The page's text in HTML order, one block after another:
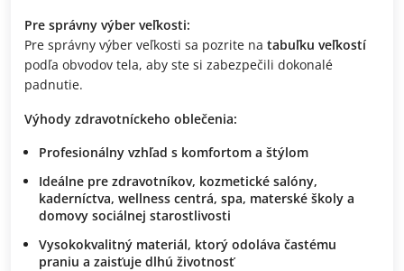
Pre správny výber veľkosti:
Pre správny výber veľkosti sa pozrite na tabuľku veľkostí
podľa obvodov tela, aby ste si zabezpečili dokonalé
padnutie.
Výhody zdravotníckeho oblečenia:
Profesionálny vzhľad s komfortom a štýlom
Ideálne pre zdravotníkov, kozmetické salóny,
kaderníctva, wellness centrá, spa, materské školy a
domovy sociálnej starostlivosti
Vysokokvalitný materiál, ktorý odoláva častému
praniu a zaisťuje dlhú životnosť